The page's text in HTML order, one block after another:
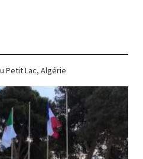
Petit Lac, Algérie